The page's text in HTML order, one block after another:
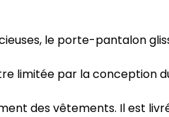
le porte-pantalon
limitée par la
des vêtements. Il est